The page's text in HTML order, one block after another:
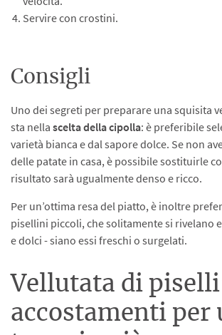
Servire con crostini.
Consigli
Uno dei segreti per preparare una squisita
sta nella scelta della cipolla: è preferibile
varietà bianca e dal sapore dolce. Se non
delle patate in casa, è possibile sostituirle
risultato sarà ugualmente denso e ricco.
Per un’ottima resa del piatto, è inoltre
pisellini piccoli, che solitamente si rivelano
e dolci - siano essi freschi o surgelati.
Vellutata di
accostamenti per